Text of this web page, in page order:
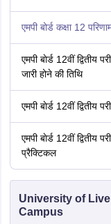
एमपी बोर्ड कक्षा 12
एमपी बाेर्ड 12वीं द्वितीय
जारी होने की तिथि
एमपी बाेर्ड 12वीं द्वितीय
एमपी बाेर्ड 12वीं द्वितीय
प्रैक्टिकल
University of
Campus